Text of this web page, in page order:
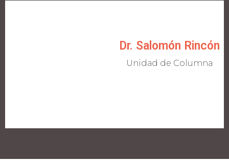
Dr. Salomón Rincón
Unidad de Columna